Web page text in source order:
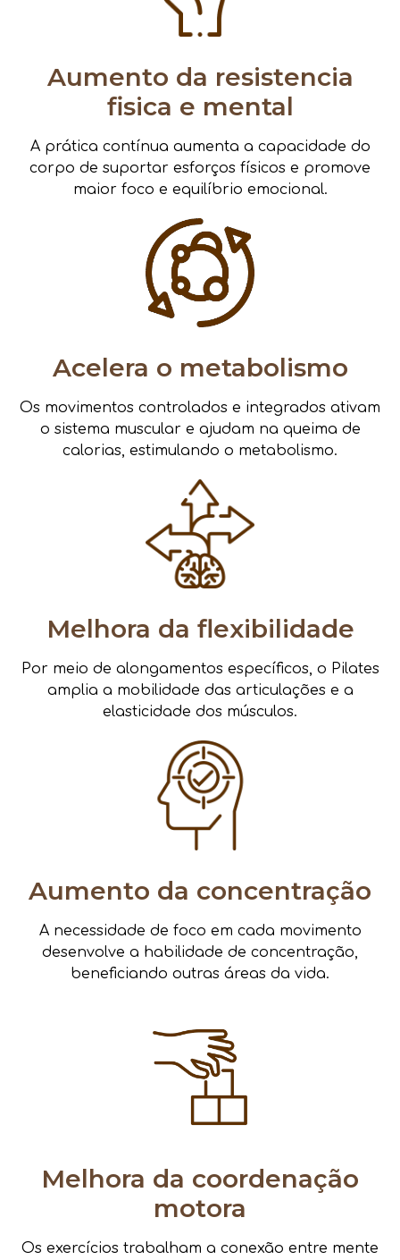
Aumento da resistencia
fisica e mental
A prática contínua aumenta a capacidade do
corpo de suportar esforços físicos e promove
maior foco e equilíbrio emocional.
Acelera o metabolismo
Os movimentos controlados e integrados ativam
o sistema muscular e ajudam na queima de
calorias, estimulando o metabolismo.
Melhora da flexibilidade
Por meio de alongamentos específicos, o Pilates
amplia a mobilidade das articulações e a
elasticidade dos músculos.
Aumento da concentração
A necessidade de foco em cada movimento
desenvolve a habilidade de concentração,
beneficiando outras áreas da vida.
Melhora da coordenação
motora
Os exercícios trabalham a conexão entre mente